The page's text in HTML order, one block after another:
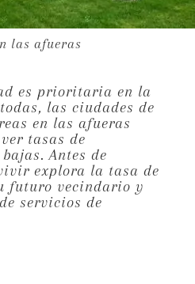
las afueras
es prioritaria en la
las ciudades de
en las afueras
tasas de
Antes de
explora la tasa de
futuro vecindario y
servicios de